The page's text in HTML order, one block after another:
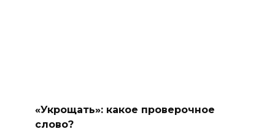
«Укрощать»: какое проверочное
слово?